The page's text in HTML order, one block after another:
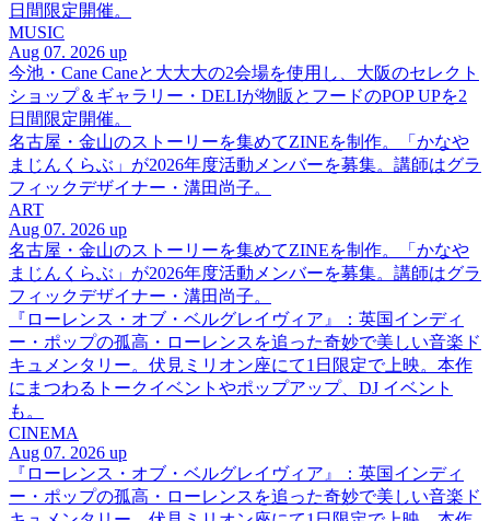
日間限定開催。
MUSIC
Aug 07. 2026 up
今池・Cane Caneと大大大の2会場を使用し、大阪のセレクト
ショップ＆ギャラリー・DELIが物販とフードのPOP UPを2
日間限定開催。
名古屋・金山のストーリーを集めてZINEを制作。「かなや
まじんくらぶ」が2026年度活動メンバーを募集。講師はグラ
フィックデザイナー・溝田尚子。
ART
Aug 07. 2026 up
名古屋・金山のストーリーを集めてZINEを制作。「かなや
まじんくらぶ」が2026年度活動メンバーを募集。講師はグラ
フィックデザイナー・溝田尚子。
『ローレンス・オブ・ベルグレイヴィア』：英国インディ
ー・ポップの孤高・ローレンスを追った奇妙で美しい音楽ド
キュメンタリー。伏見ミリオン座にて1日限定で上映。本作
にまつわるトークイベントやポップアップ、DJ イベント
も。
CINEMA
Aug 07. 2026 up
『ローレンス・オブ・ベルグレイヴィア』：英国インディ
ー・ポップの孤高・ローレンスを追った奇妙で美しい音楽ド